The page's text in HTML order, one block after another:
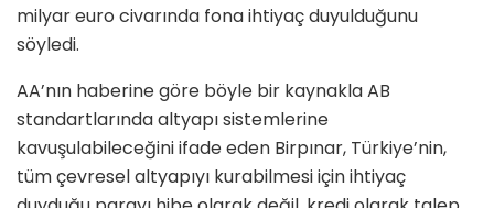
milyar euro civarında fona ihtiyaç duyulduğunu
söyledi.
AA’nın haberine göre böyle bir kaynakla AB
standartlarında altyapı sistemlerine
kavuşulabileceğini ifade eden Birpınar, Türkiye’nin,
tüm çevresel altyapıyı kurabilmesi için ihtiyaç